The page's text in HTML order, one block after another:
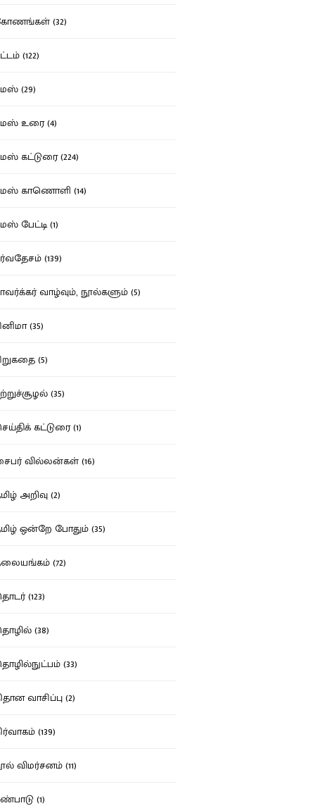
(32)
(122)
(29)
உரை (4)
கட்டுரை (224)
காணொளி (14)
பேட்டி (1)
(139)
வாழ்வும், நூல்களும் (5)
(35)
(5)
(35)
கட்டுரை (1)
வில்லன்கள் (16)
அறிவு (2)
ஒன்றே போதும் (35)
(72)
(123)
(38)
(33)
வாசிப்பு (2)
(139)
விமர்சனம் (11)
(1)